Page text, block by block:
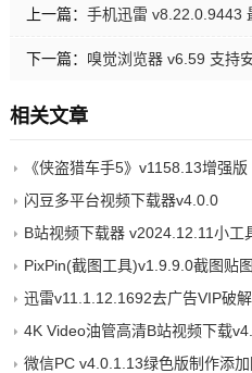
上一篇： 手机迅雷 v8.22.0.9443
下一篇： 嗅觉浏览器 v6.59 支持
相关文章
《侠盗猎车手5》v1158.13增强版
闪豆多平台视频下载器v4.0.0
B站视频下载器 v2024.12.11小工
PixPin(截图工具)v1.9.9.0截图贴
迅雷v11.1.12.1692去广告VIP破
4K Video油管高清B站视频下载
微信PC v4.0.1.13绿色版制作添